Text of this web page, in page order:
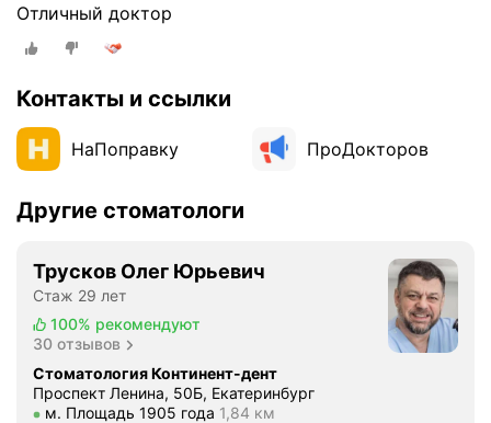
Отличный доктор
Контакты и ссылки
НаПоправку ПроДокторов
Другие стоматологи
Трусков Олег Юрьевич
Стаж 29 лет
100% рекомендуют
30 отзывов
Стоматология Континент-дент
Проспект Ленина, 50Б, Екатеринбург
Метро м. Площадь 1905 года Расстояние 1,84 км
м. Площадь 1905 года 1,84 км